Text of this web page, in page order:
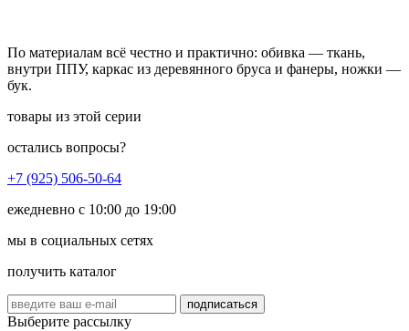
По материалам всё честно и практично: обивка — ткань,
внутри ППУ, каркас из деревянного бруса и фанеры, ножки —
бук.
товары из этой серии
остались вопросы?
+7 (925) 506-50-64
ежедневно с 10:00 до 19:00
мы в социальных сетях
получить каталог
подписаться
Выберите рассылку